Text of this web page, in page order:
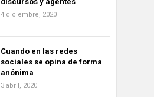
4 diciembre, 2020
Cuando en las redes
sociales se opina de forma
anónima
3 abril, 2020